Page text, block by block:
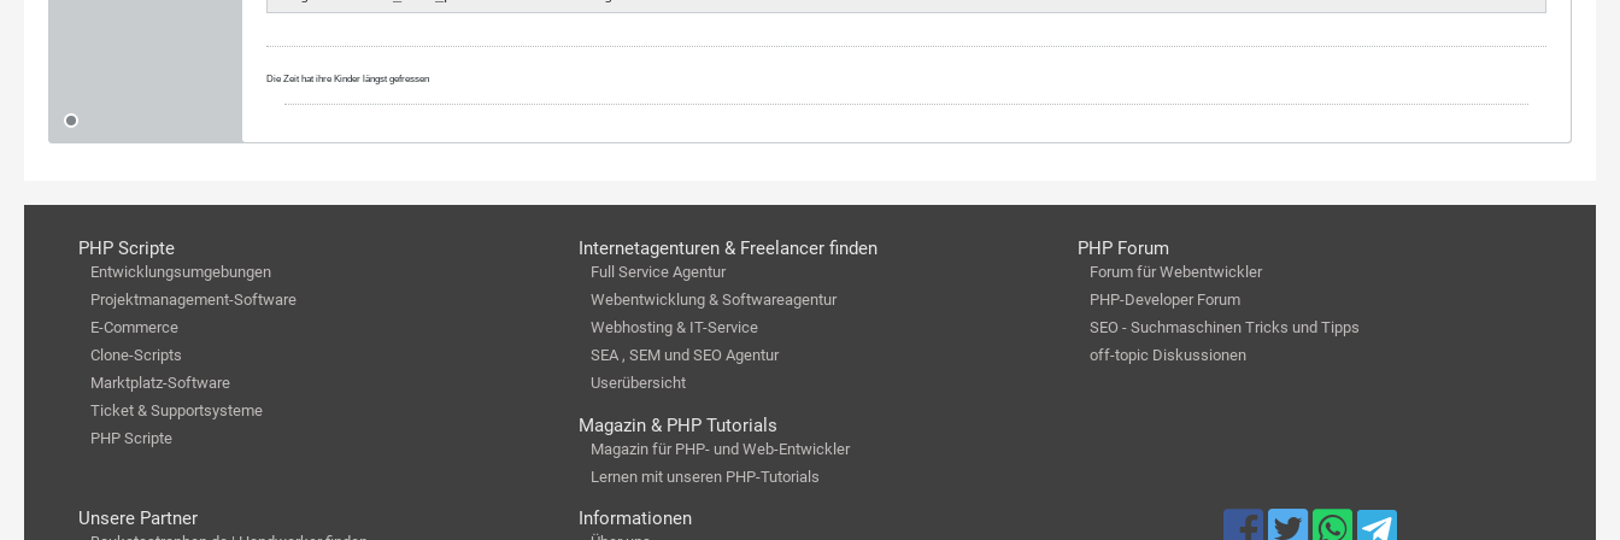
Die Zeit hat ihre Kinder längst gefressen
PHP Scripte
Entwicklungsumgebungen
Projektmanagement-Software
E-Commerce
Clone-Scripts
Marktplatz-Software
Ticket & Supportsysteme
PHP Scripte
Internetagenturen & Freelancer finden
Full Service Agentur
Webentwicklung & Softwareagentur
Webhosting & IT-Service
SEA , SEM und SEO Agentur
Userübersicht
Magazin & PHP Tutorials
Magazin für PHP- und Web-Entwickler
Lernen mit unseren PHP-Tutorials
PHP Forum
Forum für Webentwickler
PHP-Developer Forum
SEO - Suchmaschinen Tricks und Tipps
off-topic Diskussionen
Unsere Partner Informationen